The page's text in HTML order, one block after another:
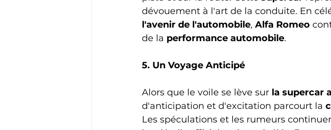
dévouement à l'art de la conduite. En
l'avenir de l'automobile, Alfa Romeo
de la performance automobile.
5. Un Voyage Anticipé
Alors que le voile se lève sur la supercar
d'anticipation et d'excitation parcourt la
Les spéculations et les rumeurs